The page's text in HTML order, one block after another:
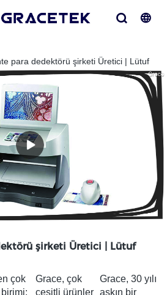
para dedektörü şirketi Üretici | Lütuf
şirketi Üretici | Lütuf
çok
Grace, çok
çeşitli ürünler
Grace, 30 yılı
aşkın bir